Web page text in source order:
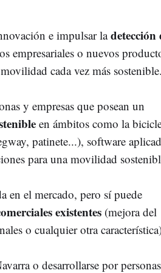
e impulsar ladetección
empresariales o nuevos
cada vez más sostenible.
y empresas que posean un
en ámbitos como la
patinete...), software
para una movilidad
en el mercado, pero sí puede
existentes (mejora del
o cualquier otra
o desarrollarse por